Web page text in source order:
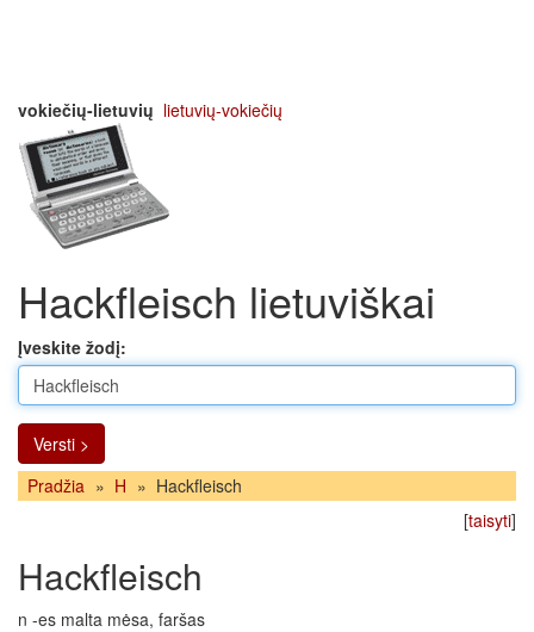
vokiečių-lietuvių lietuvių-vokiečių
Hackfleisch lietuviškai
Įveskite žodį:
Versti >
Pradžia » H » Hackfleisch
[taisyti]
Hackfleisch
n -es malta mėsa, faršas